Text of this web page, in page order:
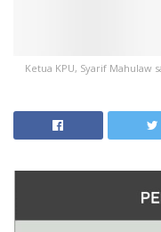
Ketua KPU, Syarif Mahulaw